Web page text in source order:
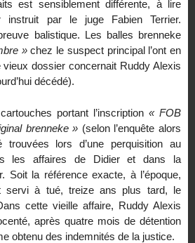
est sensiblement différente, à lire
instruit par le juge Fabien Terrier.
balistique. Les balles brenneke
»chez le suspect principal l’ont en
dossier concernait Ruddy Alexis
décédé).
portant l’inscription « FOB
brenneke » (selon l’enquête alors
trouvées lors d’une perquisition au
les affaires de Didier et dans la
Soit la référence exacte, à l’époque,
servi à tué, treize ans plus tard, le
cette vieille affaire, Ruddy Alexis
après quatre mois de détention
obtenu des indemnités de la justice.